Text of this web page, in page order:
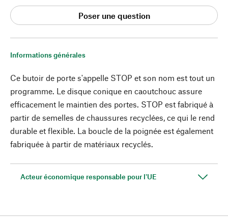
Informations générales
Ce butoir de porte s'appelle STOP et son nom est tout un
programme. Le disque conique en caoutchouc assure
efficacement le maintien des portes. STOP est fabriqué à
partir de semelles de chaussures recyclées, ce qui le rend
durable et flexible. La boucle de la poignée est également
fabriquée à partir de matériaux recyclés.
Acteur économique responsable pour l'UE
Poser une question